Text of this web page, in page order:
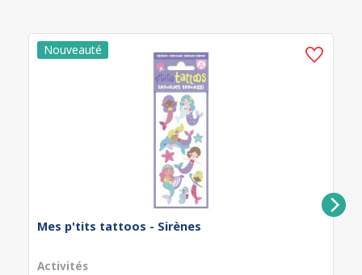
Mes p'tits tattoos - Sirènes
Activités